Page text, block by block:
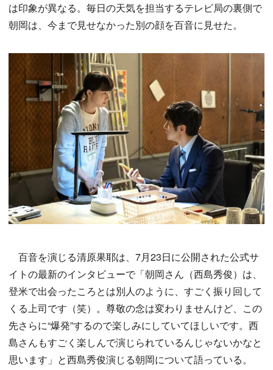
は印象が異なる。毎日の天気を担当するテレビ局の裏側で
朝岡は、今まで見せなかった別の顔を百音に見せた。
百音を演じる清原果耶は、7月23日に公開された公式サ
イトの最新のインタビューで「朝岡さん（西島秀俊）は、
登米で出会ったころとは別人のように、すごく振り回して
くる上司です（笑）。尊敬の念は変わりませんけど、この
先さらに“爆発”するので楽しみにしていてほしいです。西
島さんもすごく楽しんで演じられているんじゃないかなと
思います」と西島秀俊演じる朝岡について語っている。